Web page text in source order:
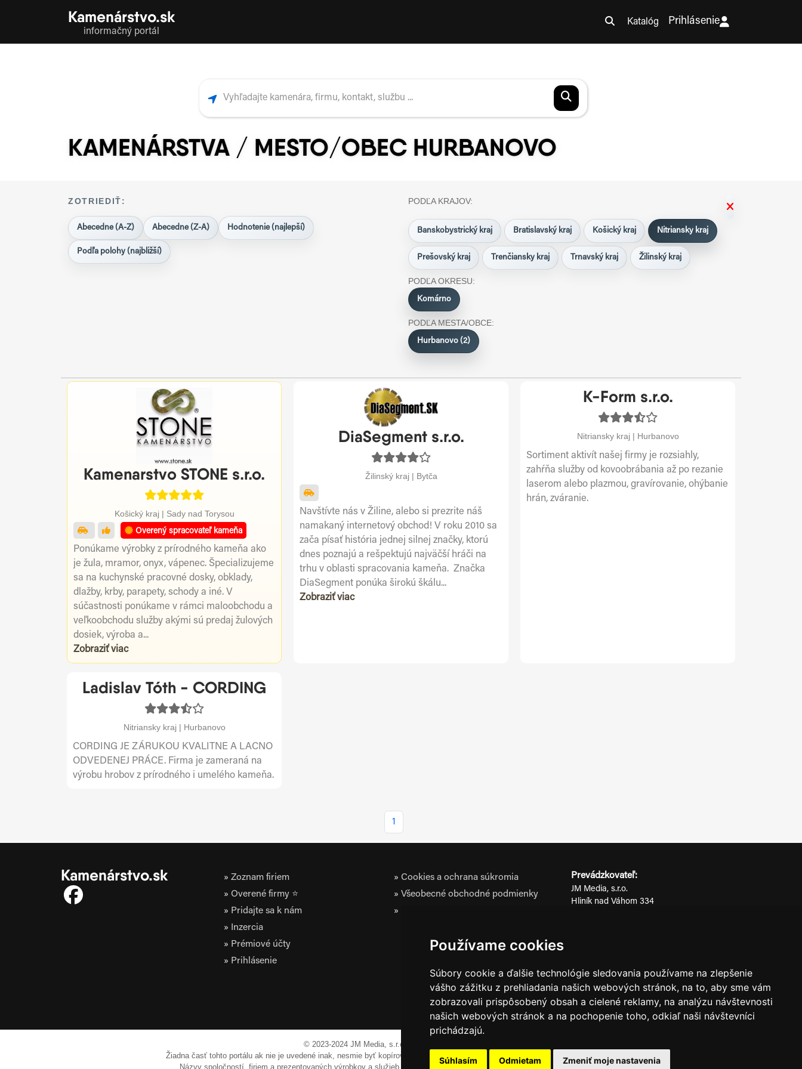
Používame cookies
Súbory cookie a ďalšie technológie sledovania používame na zlepšenie
vášho zážitku z prehliadania našich webových stránok, na to, aby sme vám
zobrazovali prispôsobený obsah a cielené reklamy, na analýzu návštevnosti
našich webových stránok a na pochopenie toho, odkiaľ naši návštevníci
prichádzajú.
Súhlasím Odmietam Zmeniť moje nastavenia
Kamenárstvo.sk
informačný portál
Katalóg Prihlásenie
KAMENÁRSTVA / MESTO/OBEC HURBANOVO
ZOTRIEDIŤ:
Abecedne (A-Z) Abecedne (Z-A) Hodnotenie (najlepší)
Podľa polohy (najbližší)
PODĽA KRAJOV:
Banskobystrický kraj Bratislavský kraj Košický kraj Nitriansky kraj
Prešovský kraj Trenčiansky kraj Trnavský kraj Žilinský kraj
PODĽA OKRESU:
Komárno
PODĽA MESTA/OBCE:
Hurbanovo (2)
Kamenarstvo STONE s.r.o.
Košický kraj | Sady nad Torysou
Overený spracovateľ kameňa
Ponúkame výrobky z prírodného kameňa ako
je žula, mramor, onyx, vápenec. Špecializujeme
sa na kuchynské pracovné dosky, obklady,
dlažby, krby, parapety, schody a iné. V
súčastnosti ponúkame v rámci maloobchodu a
veľkoobchodu služby akými sú predaj žulových
dosiek, výroba a...
Zobraziť viac
DiaSegment s.r.o.
Žilinský kraj | Bytča
Navštívte nás v Žiline, alebo si prezrite náš
namakaný internetový obchod! V roku 2010 sa
zača písať história jednej silnej značky, ktorú
dnes poznajú a rešpektujú najväčší hráči na
trhu v oblasti spracovania kameňa. Značka
DiaSegment ponúka širokú škálu...
Zobraziť viac
K-Form s.r.o.
Nitriansky kraj | Hurbanovo
Sortiment aktivít našej firmy je rozsiahly,
zahŕňa služby od kovoobrábania až po rezanie
laserom alebo plazmou, gravírovanie, ohýbanie
hrán, zváranie.
Ladislav Tóth - CORDING
Nitriansky kraj | Hurbanovo
CORDING JE ZÁRUKOU KVALITNE A LACNO
ODVEDENEJ PRÁCE. Firma je zameraná na
výrobu hrobov z prírodného i umelého kameňa.
1
Kamenárstvo.sk
Zoznam firiem
Overené firmy ⭐
Pridajte sa k nám
Inzercia
Prémiové účty
Prihlásenie
Cookies a ochrana súkromia
Všeobecné obchodné podmienky
Prevádzkovateľ:
JM Media, s.r.o.
Hliník nad Váhom 334
0911 955 646
© 2023-2024 JM Media, s.r.o.
Žiadna časť tohto portálu ak nie je uvedené inak, nesmie byť kopírovaná, alebo prezentovaná bez výslovného súhlasu prevádzkovateľa.
Názvy spoločností, firiem a prezentovaných výrobkov a služieb môžu byť registrovanými obchodnými známkami ich vlastníkov.